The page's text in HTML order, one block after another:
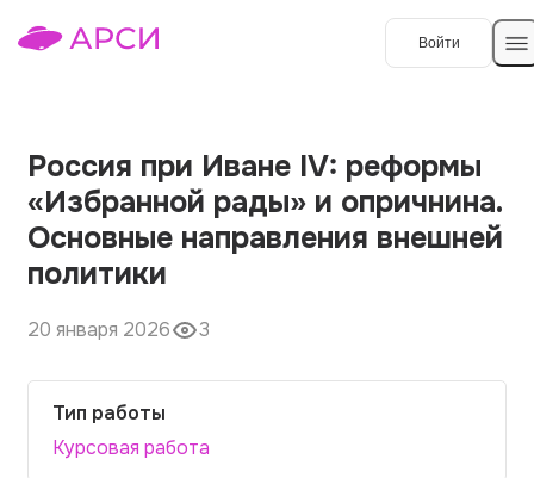
Войти
Темы работ
О сервисе
О компании
Порядок оплаты
Контакты
Россия при Иване IV: реформы
«Избранной рады» и опричнина.
Основные направления внешней
политики
20 января 2026 3
Тип работы
Курсовая работа